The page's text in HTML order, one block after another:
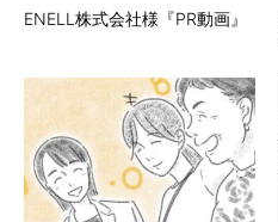
ENELL株式会社様『PR動画』